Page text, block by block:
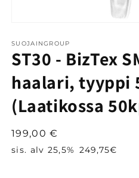
1
modaalisessa
ikkunassa
SUOJAINGROUP
ST30 - BizTex
haalari, tyyppi
(Laatikossa
Normaalihinta
199,00 €
sis. alv 25,5% 249,75€